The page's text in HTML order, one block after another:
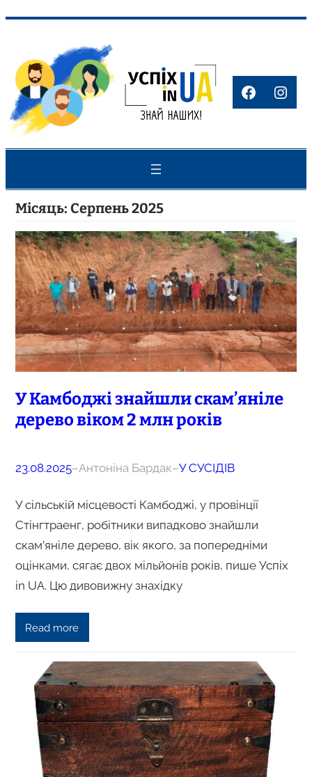
вмісту
Місяць: Серпень 2025
У Камбоджі знайшли скам’яніле
дерево віком 2 млн років
23.08.2025–Антоніна Бардак–У СУСІДІВ
У сільській місцевості Камбоджі, у провінції
Стінгтраенг, робітники випадково знайшли
скам’яніле дерево, вік якого, за попередніми
оцінками, сягає двох мільйонів років, пише Успіх
in UA. Цю дивовижну знахідку
Read more